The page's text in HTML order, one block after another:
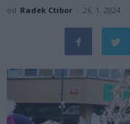
od Radek Ctibor - 26. 1. 2024